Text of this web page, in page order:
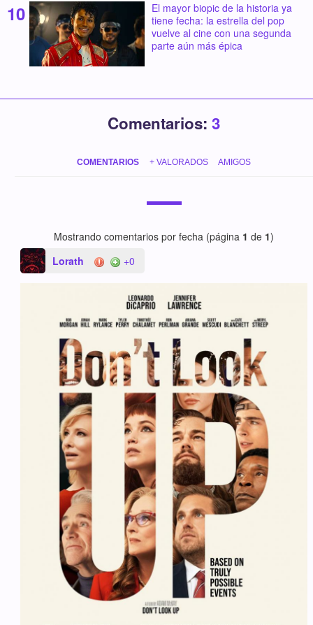
El mayor biopic de la historia ya
tiene fecha: la estrella del pop
vuelve al cine con una segunda
parte aún más épica
Comentarios: 3
COMENTARIOS + VALORADOS AMIGOS
Mostrando comentarios por fecha (página 1 de 1)
Lorath
+0